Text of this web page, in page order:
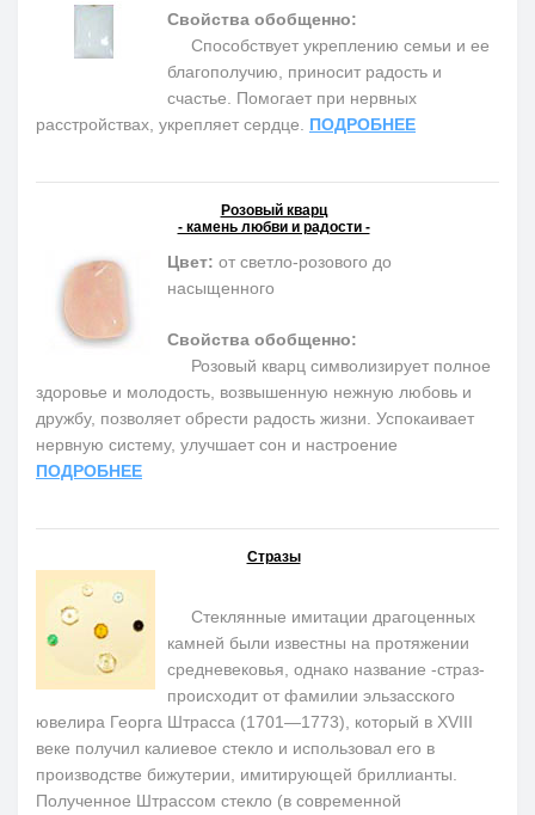
Свойства обобщенно:
Способствует укреплению семьи и ее
благополучию, приносит радость и
счастье. Помогает при нервных
расстройствах, укрепляет сердце. ПОДРОБНЕЕ
Розовый кварц
- камень любви и радости -
Цвет: от светло-розового до
насыщенного
Свойства обобщенно:
Розовый кварц символизирует полное
здоровье и молодость, возвышенную нежную любовь и
дружбу, позволяет обрести радость жизни. Успокаивает
нервную систему, улучшает сон и настроение
ПОДРОБНЕЕ
Стразы
Стеклянные имитации драгоценных
камней были известны на протяжении
средневековья, однако название -страз-
происходит от фамилии эльзасского
ювелира Георга Штрасса (1701—1773), который в XVIII
веке получил калиевое стекло и использовал его в
производстве бижутерии, имитирующей бриллианты.
Полученное Штрассом стекло (в современной